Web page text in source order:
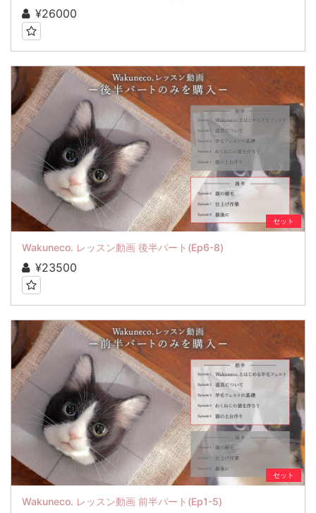
¥26000
セット
Wakuneco. レッスン動画 後半パート(Ep6-8)
¥23500
セット
Wakuneco. レッスン動画 前半パート(Ep1-5)